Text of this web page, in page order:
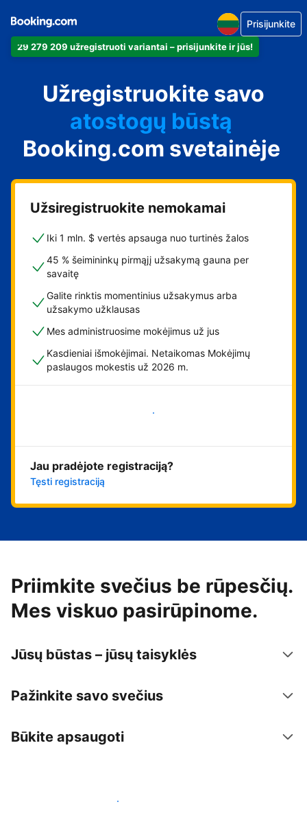
29 279 209 užregistruoti variantai – prisijunkite ir jūs!
Prisijunkite
Užregistruokite savo
apartamentus
viešbutį
atostogų būstą
svečių namus
nakvynės su pusryčiais
namus
Booking.com svetainėje
Užsiregistruokite nemokamai
Iki 1 mln. $ vertės apsauga nuo turtinės žalos
45 % šeimininkų pirmąjį užsakymą gauna per
savaitę
Galite rinktis momentinius užsakymus arba
užsakymo užklausas
Mes administruosime mokėjimus už jus
Kasdieniai išmokėjimai. Netaikomas Mokėjimų
paslaugos mokestis už 2026 m.
Pradėti
Jau pradėjote registraciją?
Tęsti registraciją
Priimkite svečius be rūpesčių.
Mes viskuo pasirūpinome.
Jūsų būstas – jūsų taisyklės
Pažinkite savo svečius
Būkite apsaugoti
Registruotis mūsų platformoje dabar